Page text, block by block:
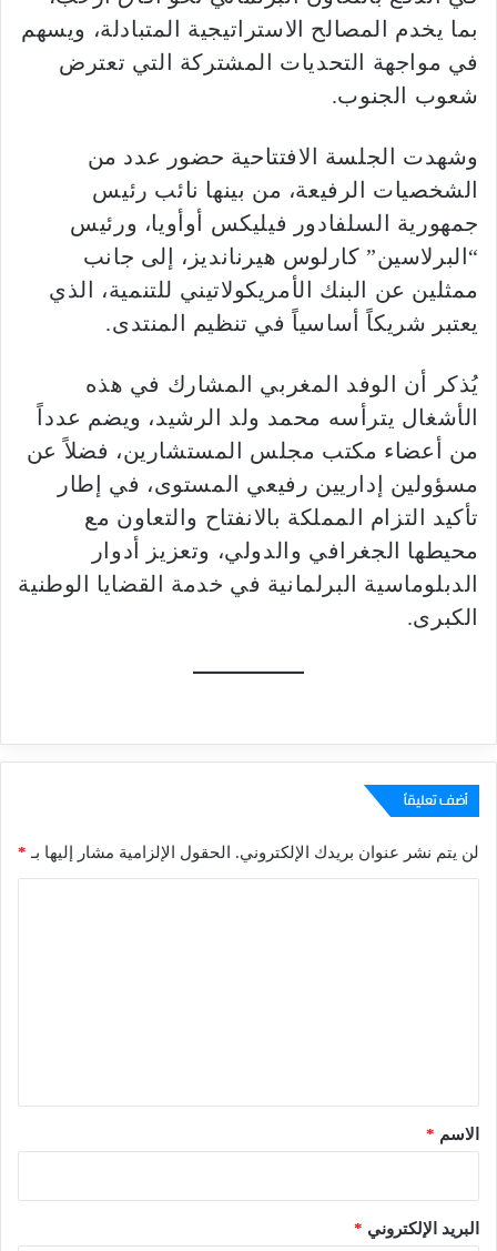
بما يخدم المصالح الاستراتيجية المتبادلة، ويسهم
في مواجهة التحديات المشتركة التي تعترض
شعوب الجنوب.
وشهدت الجلسة الافتتاحية حضور عدد من
الشخصيات الرفيعة، من بينها نائب رئيس
جمهورية السلفادور فيليكس أوأويا، ورئيس
“البرلاسين” كارلوس هيرنانديز، إلى جانب
ممثلين عن البنك الأمريكولاتيني للتنمية، الذي
يعتبر شريكاً أساسياً في تنظيم المنتدى.
يُذكر أن الوفد المغربي المشارك في هذه
الأشغال يترأسه محمد ولد الرشيد، ويضم عدداً
من أعضاء مكتب مجلس المستشارين، فضلاً عن
مسؤولين إداريين رفيعي المستوى، في إطار
تأكيد التزام المملكة بالانفتاح والتعاون مع
محيطها الجغرافي والدولي، وتعزيز أدوار
الدبلوماسية البرلمانية في خدمة القضايا الوطنية
الكبرى.
أضف تعليقاً
لن يتم نشر عنوان بريدك الإلكتروني. الحقول الإلزامية مشار إليها بـ *
*الاسم *
البريد الإلكتروني *